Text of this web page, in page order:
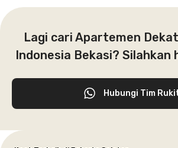
Lagi cari Apartemen
Indonesia Bekasi? Silahkan
Hubungi Tim